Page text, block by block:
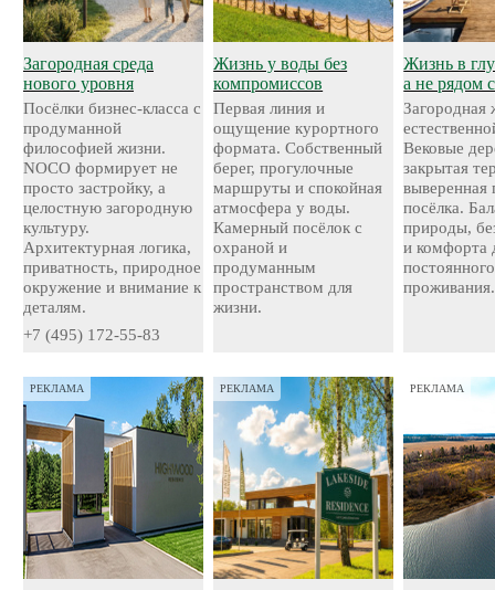
Загородная среда
нового уровня
Посёлки бизнес-класса с
продуманной
философией жизни.
NOCO формирует не
просто застройку, а
целостную загородную
культуру.
Архитектурная логика,
приватность, природное
окружение и внимание к
деталям.
+7 (495) 172-55-83
Жизнь у воды без
компромиссов
Первая линия и
ощущение курортного
формата. Собственный
берег, прогулочные
маршруты и спокойная
атмосфера у воды.
Камерный посёлок с
охраной и
продуманным
пространством для
жизни.
Жизнь в
а не рядом
Загородная
Вековые
закрытая
выверенная
посёлка.
природы,
и комфорта
постоянного
проживания.
РЕКЛАМА РЕКЛАМА РЕКЛАМА